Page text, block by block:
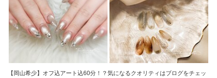
【岡山希少】オフ込アート込60分！？気になるクオリティはブログをチェッ